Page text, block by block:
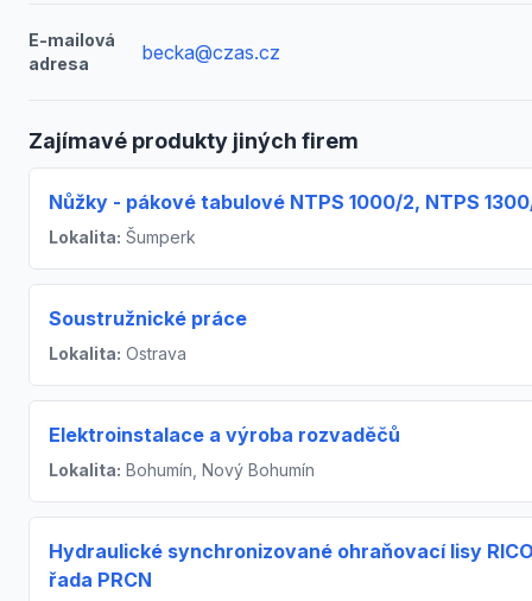
E-mailová
adresa
becka@czas.cz
Zajímavé produkty jiných firem
Nůžky - pákové tabulové NTPS 1000/2, NTPS
Lokalita: Šumperk
Soustružnické práce
Lokalita: Ostrava
Elektroinstalace a výroba rozvaděčů
Lokalita: Bohumín, Nový Bohumín
Hydraulické synchronizované ohraňovací lisy
řada PRCN